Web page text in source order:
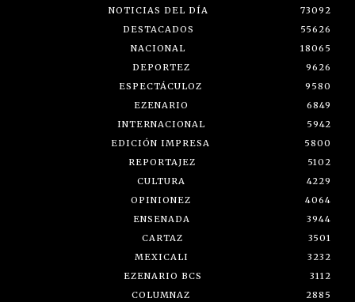
NOTICIAS DEL DÍA
73092
DESTACADOS
55626
NACIONAL
18065
DEPORTEZ
9626
ESPECTÁCULOZ
9580
EZENARIO
6849
INTERNACIONAL
5942
EDICIÓN IMPRESA
5800
REPORTAJEZ
5102
CULTURA
4229
OPINIONEZ
4064
ENSENADA
3944
CARTAZ
3501
MEXICALI
3232
EZENARIO BCS
3112
COLUMNAZ
2885